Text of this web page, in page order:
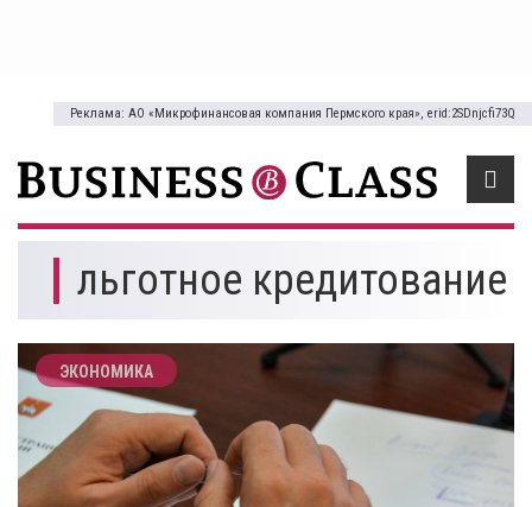
Реклама: АО «Микрофинансовая компания Пермского края», erid:2SDnjcfi73Q
льготное кредитование
ЭКОНОМИКА